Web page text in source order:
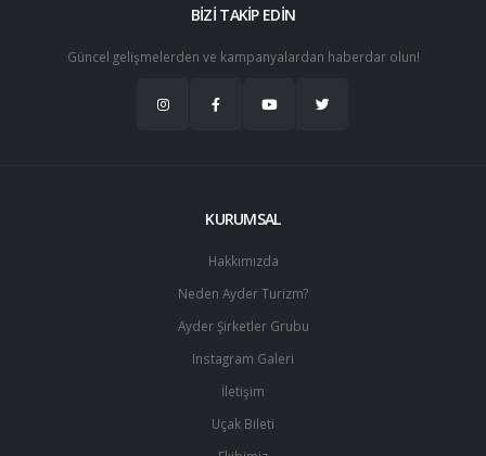
BİZİ TAKİP EDİN
Güncel gelişmelerden ve kampanyalardan haberdar olun!
KURUMSAL
Hakkımızda
Neden Ayder Turizm?
Ayder Şirketler Grubu
Instagram Galeri
İletişim
Uçak Bileti